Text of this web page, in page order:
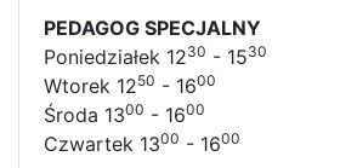
PEDAGOG SPECJALNY
Poniedziałek 1230 - 1530
Wtorek 1250 - 1600
Środa 1300 - 1600
Czwartek 1300 - 1600